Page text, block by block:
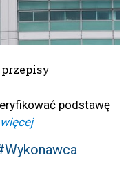
podstawę
więcej